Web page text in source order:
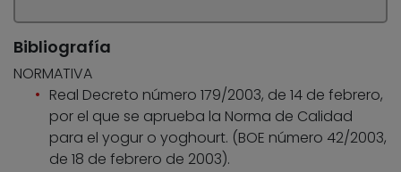
Bibliografía
NORMATIVA
Real Decreto número 179/2003, de 14 de febrero,
por el que se aprueba la Norma de Calidad
para el yogur o yoghourt. (BOE número 42/2003,
de 18 de febrero de 2003).